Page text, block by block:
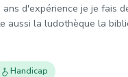
d'expérience je je fais
aussi la ludothèque la
Handicap